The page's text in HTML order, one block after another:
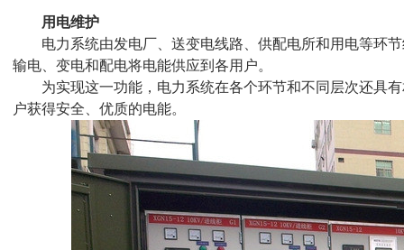
用电维护
电力系统由发电厂、送变电线路、供配电所和用电等环
输电、变电和配电将电能供应到各用户。
为实现这一功能，电力系统在各个环节和不同层次还具
户获得安全、优质的电能。